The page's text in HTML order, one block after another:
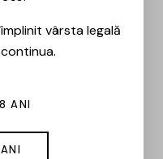
Rose –
vârsta legală
ANI